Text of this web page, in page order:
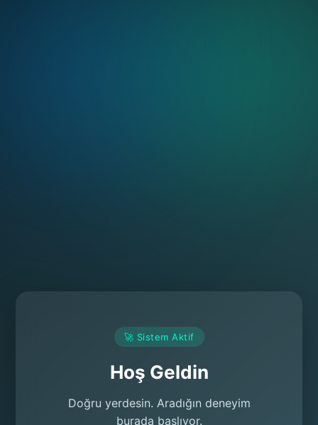
🚀 Sistem Aktif
Hoş Geldin
Doğru yerdesin. Aradığın deneyim
burada başlıyor.